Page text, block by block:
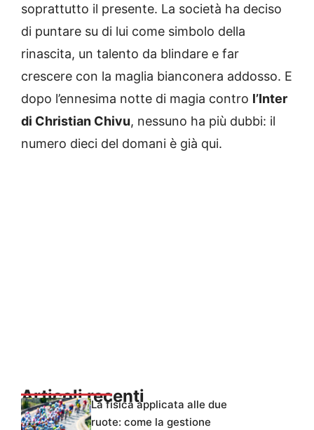
soprattutto il presente. La società ha deciso
di puntare su di lui come simbolo della
rinascita, un talento da blindare e far
crescere con la maglia bianconera addosso. E
dopo l’ennesima notte di magia contro l’Inter
di Christian Chivu, nessuno ha più dubbi: il
numero dieci del domani è già qui.
Articoli recentiLa fisica applicata alle due
ruote: come la gestione